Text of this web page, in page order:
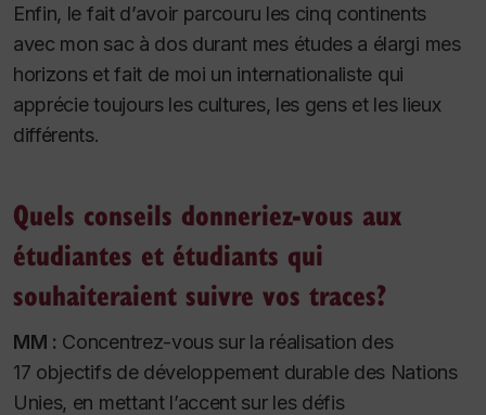
Enfin, le fait d’avoir parcouru les cinq continents
avec mon sac à dos durant mes études a élargi mes
horizons et fait de moi un internationaliste qui
apprécie toujours les cultures, les gens et les lieux
différents.
Quels conseils donneriez-vous aux
étudiantes et étudiants qui
souhaiteraient suivre vos traces?
MM : Concentrez-vous sur la réalisation des
17 objectifs de développement durable des Nations
Unies, en mettant l’accent sur les défis